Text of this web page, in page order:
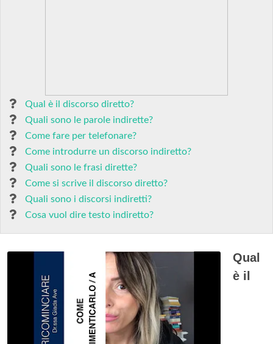
Qual è il discorso diretto?
Quali sono le parole indirette?
Come fare per telefonare?
Come introdurre un discorso indiretto?
Quali sono le frasi dirette?
Come si scrive il discorso diretto?
Quali sono i discorsi indiretti?
Cosa vuol dire testo indiretto?
Qual
è il